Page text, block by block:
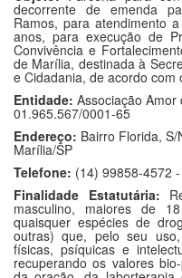
decorrente de emenda
Ramos, para atendimento
anos, para execução de
Convivência e
de Marília, destinada à
e Cidadania, de acordo com
Entidade: Associação
01.965.567/0001-65
Endereço: Bairro Florida,
Marília/SP
Telefone: (14) 99858-4572 -
Finalidade Estatutária:
masculino, maiores de
quaisquer espécies de
outras) que, pelo seu
físicas, psíquicas e
recuperando os valores